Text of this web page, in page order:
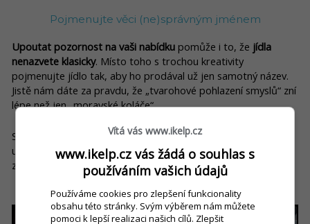
Pojmenujte věci (ne)správným jménem
Upoutat pozornost na vaši nabídku pomůže i to, že jídla
nenazvete klasicky. Místo toho s trochou kreativity
pojmenujte jídlo tak, aby ho prodával už jen samotný název.
Jistě nám dáte za pravdu, že „tvarohové pohlazení smyslů“ zní
lépe než jen „moravské koláče“.
Stejně dobré je i to, když jídla nafotíte. Fotky totiž dokážou
udělat hodně a zaujmout zákazníka natolik, že se viditelně
zvýší jejich prodej.
Vítá vás www.ikelp.cz
www.ikelp.cz vás žádá o souhlas s
používáním vašich údajů
Používáme cookies pro zlepšení funkcionality
obsahu této stránky. Svým výběrem nám můžete
pomoci k lepší realizaci našich cílů. Zlepšit